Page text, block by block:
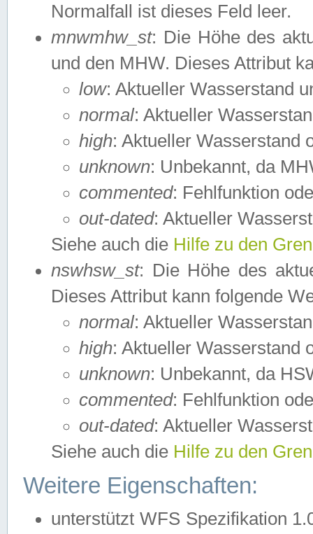
Normalfall ist dieses Feld leer.
mnwmhw_st: Die Höhe des
und den MHW. Dieses Attribut
low: Aktueller Wasserstand
normal: Aktueller
high: Aktueller Wasserstand
unknown: Unbekannt, da
commented: Fehlfunktion
out-dated: Aktueller
Siehe auch die Hilfe zu den
nswhsw_st: Die Höhe des
Dieses Attribut kann folgende
normal: Aktueller
high: Aktueller Wasserstand
unknown: Unbekannt, da
commented: Fehlfunktion
out-dated: Aktueller
Siehe auch die Hilfe zu den
Weitere Eigenschaften:
unterstützt WFS Spezifikation